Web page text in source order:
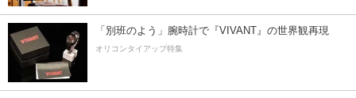
「別班のよう」腕時計で『VIVANT』の世界観再現
オリコンタイアップ特集